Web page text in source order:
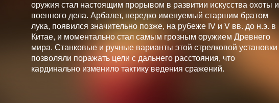
оружия стал настоящим прорывом в развитии искусства охоты и
военного дела. Арбалет, нередко именуемый старшим братом
лука, появился значительно позже, на рубеже IV и V вв. до н.э. в
Китае, и моментально стал самым грозным оружием Древнего
мира. Станковые и ручные варианты этой стрелковой установки
позволяли поражать цели с дальнего расстояния, что
кардинально изменило тактику ведения сражений.